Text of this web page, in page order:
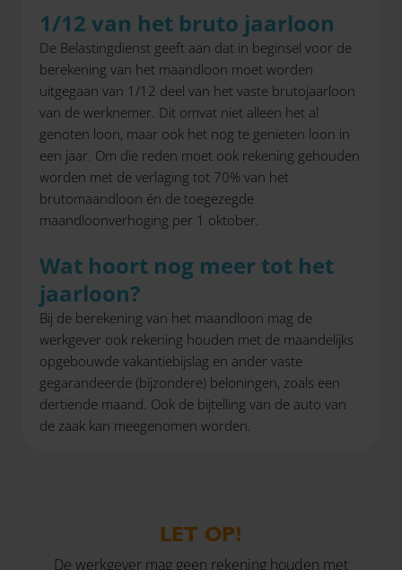
1/12 van het bruto jaarloon
De Belastingdienst geeft aan dat in beginsel voor de
berekening van het maandloon moet worden
uitgegaan van 1/12 deel van het vaste brutojaarloon
van de werknemer. Dit omvat niet alleen het al
genoten loon, maar ook het nog te genieten loon in
een jaar. Om die reden moet ook rekening gehouden
worden met de verlaging tot 70% van het
brutomaandloon én de toegezegde
maandloonverhoging per 1 oktober.
Wat hoort nog meer tot het
jaarloon?
Bij de berekening van het maandloon mag de
werkgever ook rekening houden met de maandelijks
opgebouwde vakantiebijslag en ander vaste
gegarandeerde (bijzondere) beloningen, zoals een
dertiende maand. Ook de bijtelling van de auto van
de zaak kan meegenomen worden.
LET OP!
De werkgever mag geen rekening houden met